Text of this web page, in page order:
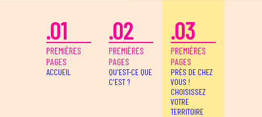
.01
PREMIÈRES
PAGES
ACCUEIL
.02
PREMIÈRES
PAGES
QU'EST-CE QUE
C'EST ?
.03
PREMIÈRES
PAGES
PRÈS DE CHEZ
VOUS !
CHOISISSEZ
VOTRE
TERRITOIRE